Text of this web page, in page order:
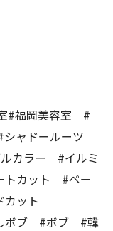
#福岡美容室 #
ャドールーツ
カラー #イルミ
トカット #ペー
カット
ボブ #ボブ #韓